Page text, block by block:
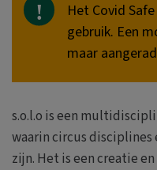
Het Covid
gebruik. Een
maar
s.o.l.o is een
waarin circus
zijn. Het is een creatie